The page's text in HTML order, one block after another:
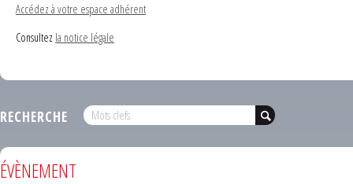
Accédez à votre espace adhérent
Consultez la notice légale
RECHERCHE
ÉVÈNEMENT